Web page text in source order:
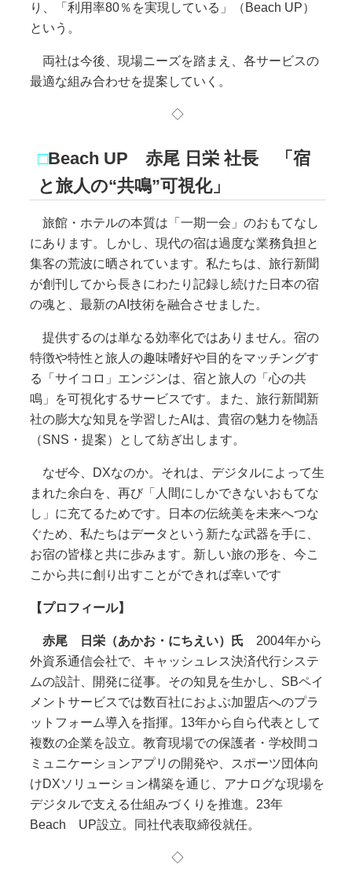
り、「利用率80％を実現している」（Beach UP）
という。
両社は今後、現場ニーズを踏まえ、各サービスの
最適な組み合わせを提案していく。
◇
□Beach UP 赤尾 日栄 社長 「宿
と旅人の“共鳴”可視化」
旅館・ホテルの本質は「一期一会」のおもてなし
にあります。しかし、現代の宿は過度な業務負担と
集客の荒波に晒されています。私たちは、旅行新聞
が創刊してから長きにわたり記録し続けた日本の宿
の魂と、最新のAI技術を融合させました。
提供するのは単なる効率化ではありません。宿の
特徴や特性と旅人の趣味嗜好や目的をマッチングす
る「サイコロ」エンジンは、宿と旅人の「心の共
鳴」を可視化するサービスです。また、旅行新聞新
社の膨大な知見を学習したAIは、貴宿の魅力を物語
（SNS・提案）として紡ぎ出します。
なぜ今、DXなのか。それは、デジタルによって生
まれた余白を、再び「人間にしかできないおもてな
し」に充てるためです。日本の伝統美を未来へつな
ぐため、私たちはデータという新たな武器を手に、
お宿の皆様と共に歩みます。新しい旅の形を、今こ
こから共に創り出すことができれば幸いです
【プロフィール】
赤尾 日栄（あかお・にちえい）氏 2004年から
外資系通信会社で、キャッシュレス決済代行システ
ムの設計、開発に従事。その知見を生かし、SBペイ
メントサービスでは数百社におよぶ加盟店へのプラ
ットフォーム導入を指揮。13年から自ら代表として
複数の企業を設立。教育現場での保護者・学校間コ
ミュニケーションアプリの開発や、スポーツ団体向
けDXソリューション構築を通じ、アナログな現場を
デジタルで支える仕組みづくりを推進。23年
Beach UP設立。同社代表取締役就任。
◇